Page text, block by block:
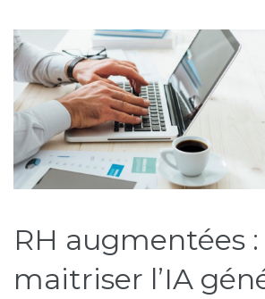
Étiquette :
maitriser
RH augmentées :
maitriser l’IA